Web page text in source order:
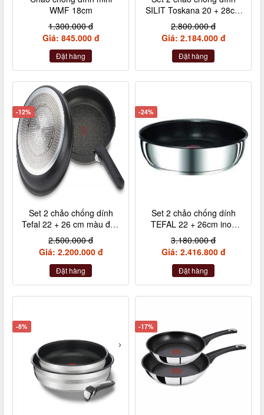
WMF 18cm
1.300.000 đ
Giá: 845.000 đ
Đặt hàng
SILIT Toskana 20 + 28cm
kèm xẻng
2.800.000 đ
Giá: 2.184.000 đ
Đặt hàng
-12%
Set 2 chảo chống dính
Tefal 22 + 26 cm màu đen
cán rời L65091
2.500.000 đ
Giá: 2.200.000 đ
Đặt hàng
-24%
Set 2 chảo chống dính
TEFAL 22 + 26cm inox
cán rời L94090
3.180.000 đ
Giá: 2.416.800 đ
Đặt hàng
-8% -17%